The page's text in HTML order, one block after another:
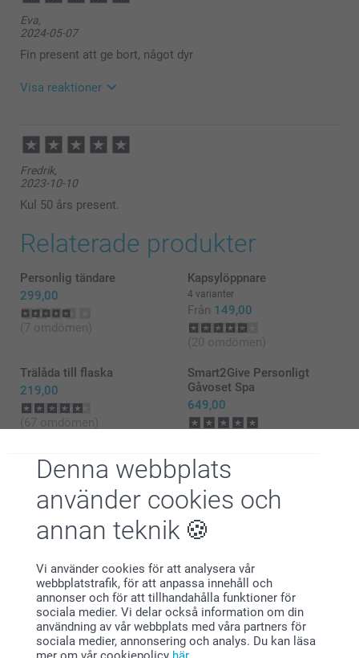
Denna webbplats
använder cookies och
annan teknik
Vi använder cookies för att analysera vår
webbplatstrafik, för att anpassa innehåll och
annonser och för att tillhandahålla funktioner för
sociala medier. Vi delar också information om din
användning av vår webbplats med våra partners för
sociala medier, annonsering och analys. Du kan läsa
Eva,
2024-05-07
Fin present att ge bort, något dyr
Visa reaktioner
10:33
Hej Eva,
en uppskattad present!
Soliga hälsningar
Kirsi @smartphoto
Fredrik,
2023-10-10
Kul 50 års present.
Relaterade produkter
Personlig tändare
299,00
(7 omdömen)
Kapsylöppnare
4 varianter
Från 149,00
(20 omdömen)
Trälåda till flaska
219,00
(67 omdömen)
Smart2Give Personligt
Gåvoset Spa
649,00
Varförsmartphoto